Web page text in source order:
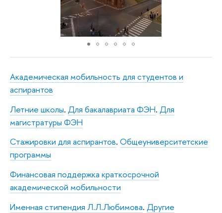
Академическая мобильность для студентов и
аспирантов
Летние школы. Для бакалавриата ФЭН. Для
магистратуры ФЭН
Стажировки для аспирантов. Общеуниверситетские
программы
Финансовая поддержка краткосрочной
академической мобильности
Именная стипендия Л.Л.Любимова. Другие